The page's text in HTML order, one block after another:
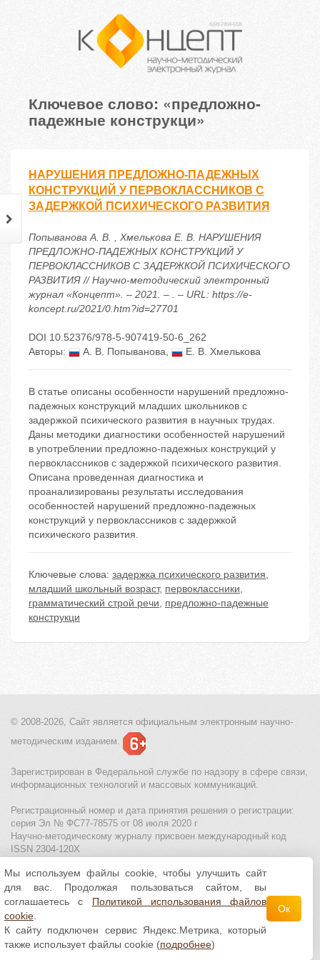
Ключевое слово: «предложно-
падежные конструкци»
НАРУШЕНИЯ ПРЕДЛОЖНО-ПАДЕЖНЫХ
КОНСТРУКЦИЙ У ПЕРВОКЛАССНИКОВ С
ЗАДЕРЖКОЙ ПСИХИЧЕСКОГО РАЗВИТИЯ
Попыванова А. В. , Хмелькова Е. В. НАРУШЕНИЯ
ПРЕДЛОЖНО-ПАДЕЖНЫХ КОНСТРУКЦИЙ У
ПЕРВОКЛАССНИКОВ С ЗАДЕРЖКОЙ ПСИХИЧЕСКОГО
РАЗВИТИЯ // Научно-методический электронный
журнал «Концепт». – 2021. – . – URL: https://e-
koncept.ru/2021/0.htm?id=27701
DOI 10.52376/978-5-907419-50-6_262
Авторы:
А. В. Попыванова, Е. В. Хмелькова
В статье описаны особенности нарушений предложно-
падежных конструкций младших школьников с
задержкой психического развития в научных трудах.
Даны методики диагностики особенностей нарушений
в употреблении предложно-падежных конструкций у
первоклассников с задержкой психического развития.
Описана проведенная диагностика и
проанализированы результаты исследования
особенностей нарушений предложно-падежных
конструкций у первоклассников с задержкой
психического развития.
Ключевые слова: задержка психического развития,
младший школьный возраст, первоклассники,
грамматический строй речи, предложно-падежные
конструкци
© 2008-2026, Сайт является официальным электронным научно-
методическим изданием.
Зарегистрирован в Федеральной службе по надзору в сфере связи,
информационных технологий и массовых коммуникаций.
Регистрационный номер и дата принятия решения о регистрации:
серия Эл № ФС77-78575 от 08 июля 2020 г
Научно-методическому журналу присвоен международный код
ISSN 2304-120X
МЦИТО|Школьные олимпиады и онлайн конкурсы для детей
Политика использования файлов cookie| Политика обработки и
защиты персональных данных
Все материалы доступны полицензии Creative
Commons С указанием авторства 4.0 Всемирная
Мы используем файлы cookie, чтобы улучшить сайт
для вас. Продолжая пользоваться сайтом, вы
соглашаетесь с Политикой использования файлов
cookie
К сайту подключен сервис Яндекс.Метрика, который
также использует файлы cookie (подробнее)
Ок